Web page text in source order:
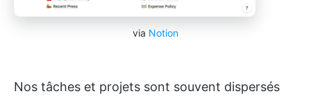
via Notion
Nos tâches et projets sont souvent dispersés